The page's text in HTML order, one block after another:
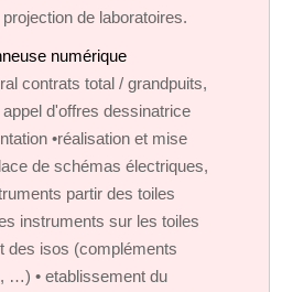
de laboratoires.
numérique
contrats total / grandpuits,
d'offres dessinatrice
•réalisation et mise
de schémas électriques,
partir des toiles
instruments sur les toiles
des isos (compléments
…) • etablissement du